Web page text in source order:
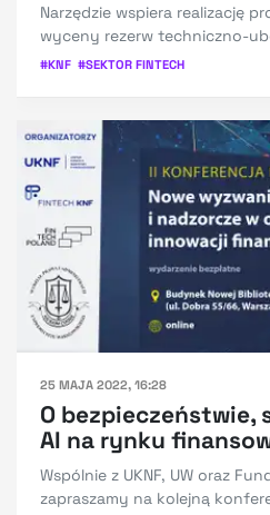
Narzędzie wspiera realizację
wyceny rezerw techniczno-
#KNF #SEKTOR FINTECH
25 MAJA 2022, 16:28
O bezpieczeństwie,
AI na rynku
Wspólnie z UKNF, UW oraz
zapraszamy na kolejną